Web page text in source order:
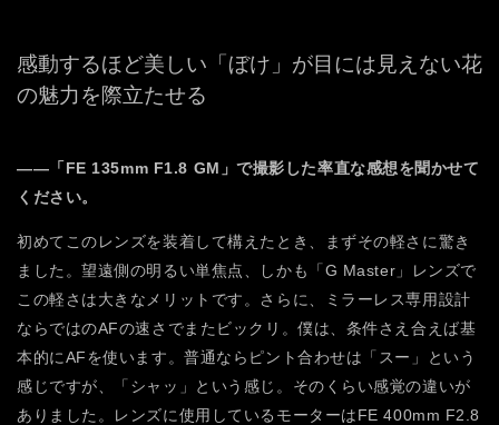
感動するほど美しい「ぼけ」が目には見えない花
の魅力を際立たせる
――「FE 135mm F1.8 GM」で撮影した率直な感想を聞かせて
ください。
初めてこのレンズを装着して構えたとき、まずその軽さに驚き
ました。望遠側の明るい単焦点、しかも「G Master」レンズで
この軽さは大きなメリットです。さらに、ミラーレス専用設計
ならではのAFの速さでまたビックリ。僕は、条件さえ合えば基
本的にAFを使います。普通ならピント合わせは「スー」という
感じですが、「シャッ」という感じ。そのくらい感覚の違いが
ありました。レンズに使用しているモーターはFE 400mm F2.8